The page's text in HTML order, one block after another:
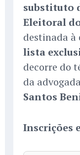
substituto
Eleitoral
destinada à
lista
decorre do
da advogada
Santos
Inscrições